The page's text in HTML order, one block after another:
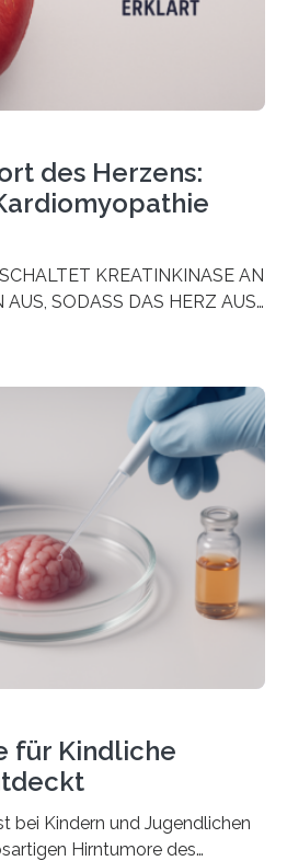
stellt…
des Herzens:
KREATINKINASE AN
SODASS DAS HERZ AUS
für Herzinsuffizienz
der Energietransport bei
(HCM) versagen
eine Verringerung der
oxidativen Stresses
lassen. Würzburg. Die
(HCM) ist die häufigste
Sie führt dazu, dass
verdickt, der Herzmuskel zu
für Kindliche
bei Kindern und Jugendlichen
Hirntumore des